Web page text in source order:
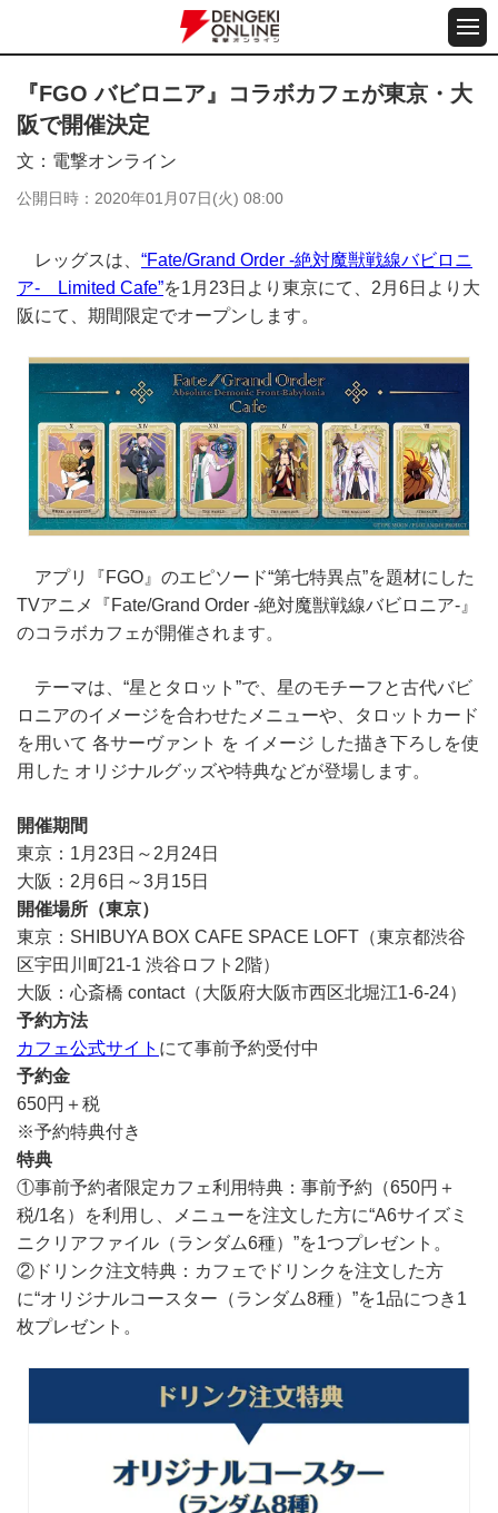
『FGO バビロニア』コラボカフェが東京・大
阪で開催決定
文 電撃オンライン
公開日時 2020年01月07日(火) 08:00
レッグスは、 “Fate/Grand Order -絶対魔獣戦線バビロニ
ア- Limited Cafe”を1月23日より東京にて、2月6日より大
阪にて、期間限定でオープンします。
アプリ『FGO』のエピソード“第七特異点”を題材にした
TVアニメ『Fate/Grand Order ‐絶対魔獣戦線バビロニア‐』
のコラボカフェが開催されます。
テーマは、“星とタロット”で、星のモチーフと古代バビ
ロニアのイメージを合わせたメニューや、タロットカード
を用いて 各サーヴァント を イメージ した描き下ろしを使
用した オリジナルグッズや特典などが登場します。
開催期間
東京：1月23日～2月24日
大阪：2月6日～3月15日
開催場所（東京）
東京：SHIBUYA BOX CAFE SPACE LOFT（東京都渋谷
区宇田川町21-1 渋谷ロフト2階）
大阪：心斎橋 contact（大阪府大阪市西区北堀江1-6-24）
予約方法
カフェ公式サイト にて事前予約受付中
予約金
650円＋税
※予約特典付き
特典
①事前予約者限定カフェ利用特典：事前予約（650円＋
税/1名）を利用し、メニューを注文した方に“A6サイズミ
ニクリアファイル（ランダム6種）”を1つプレゼント。
②ドリンク注文特典：カフェでドリンクを注文した方
に“オリジナルコースター（ランダム8種）”を1品につき1
枚プレゼント。